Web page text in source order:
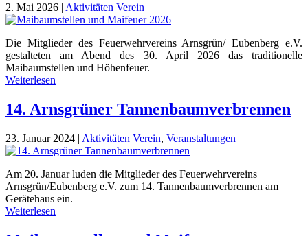
2. Mai 2026 | Aktivitäten Verein
Die Mitglieder des Feuerwehrvereins Arnsgrün/ Eubenberg e.V.
gestalteten am Abend des 30. April 2026 das traditionelle
Maibaumstellen und Höhenfeuer.
Weiterlesen
14. Arnsgrüner Tannenbaumverbrennen
23. Januar 2024 | Aktivitäten Verein, Veranstaltungen
Am 20. Januar luden die Mitglieder des Feuerwehrvereins
Arnsgrün/Eubenberg e.V. zum 14. Tannenbaumverbrennen am
Gerätehaus ein.
Weiterlesen